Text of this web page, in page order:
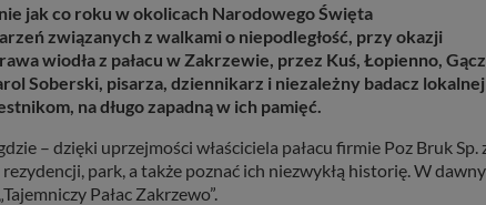
jak co roku w okolicach Narodowego Święta
związanych z walkami o niepodległość, przy okazji
wiodła z pałacu w Zakrzewie, przez Kuś, Łopienno, Gącz
Soberski, pisarza, dziennikarz i niezależny badacz lokalnej
na długo zapadną w ich pamięć.
– dzięki uprzejmości właściciela pałacu firmie Poz Bruk Sp.
park, a także poznać ich niezwykłą historię. W dawny
Pałac Zakrzewo”.